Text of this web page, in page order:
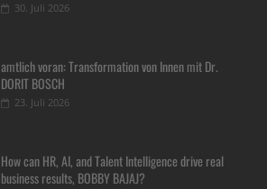
30. Juli 2026
amtlich voran: Transformation von Innen mit Dr.
DORIT BOSCH
23. Juli 2026
How can HR, AI, and Talent Intelligence drive real
business results, BOBBY BAJAJ?